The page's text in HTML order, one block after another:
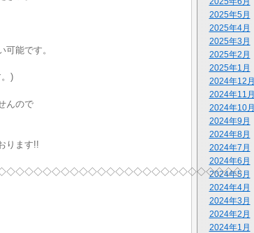
2025年5月
2025年4月
2025年3月
2025年2月
2025年1月
2024年12月
2024年11月
2024年10月
2024年9月
2024年8月
2024年7月
2024年6月
2024年5月
2024年4月
2024年3月
2024年2月
2024年1月
能です。
)
んので
ります!!